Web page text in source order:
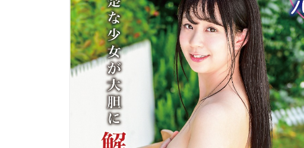
￥1,760(税込)
キューティーハート 鮎
川ありさ FULL HD
￥1,760(税込)
￥4,180(税込)
キューティーハート
木ノ瀬あや FULL HD